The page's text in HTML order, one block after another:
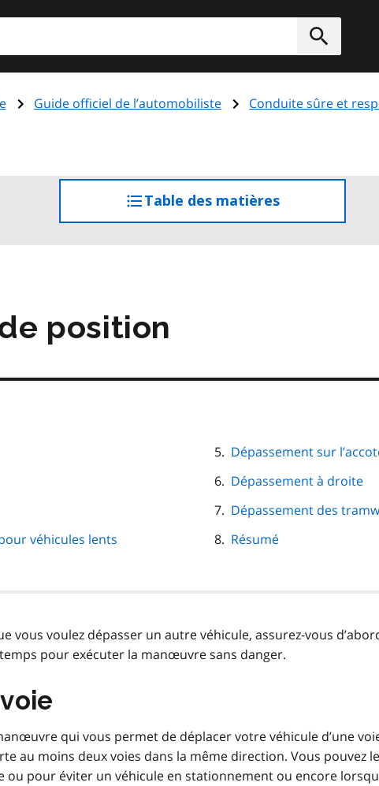
Guide officiel de l’automobiliste Conduite sûre et
Table des matièresaccéder
à
position
véhicules lents
Dépassement sur
Dépassement à droite
Dépassement des
Résumé
vous voulez dépasser un autre véhicule, assurez-vous
temps pour exécuter la manœuvre sans danger.
qui vous permet de déplacer votre véhicule d’une
au moins deux voies dans la même direction. Vous pouvez le
pour éviter un véhicule en stationnement ou encore